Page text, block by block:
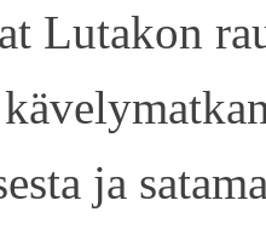
Lutakon
ja